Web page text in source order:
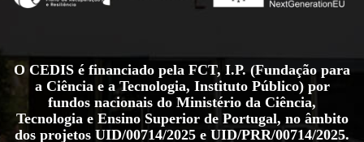
O CEDIS é financiado pela FCT, I.P. (Fundação para
a Ciência e a Tecnologia, Instituto Público) por
fundos nacionais do Ministério da Ciência,
Tecnologia e Ensino Superior de Portugal, no âmbito
dos projetos UID/00714/2025 e UID/PRR/00714/2025.